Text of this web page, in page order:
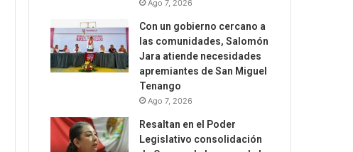
Ago 7, 2026
Con un gobierno cercano a
las comunidades, Salomón
Jara atiende necesidades
apremiantes de San Miguel
Tenango
Ago 7, 2026
Resaltan en el Poder
Legislativo consolidación